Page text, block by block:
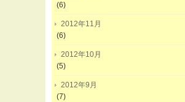
(6)
2012年11月
(6)
2012年10月
(5)
2012年9月
(7)